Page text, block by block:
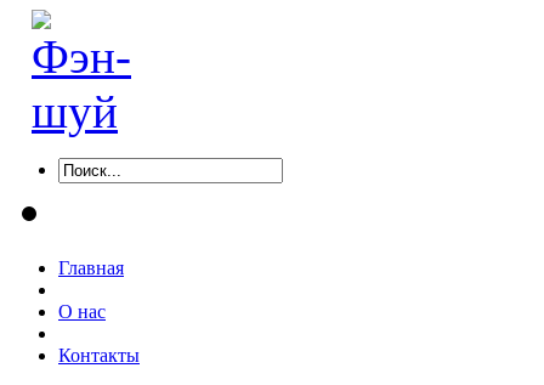
Главная
О нас
Контакты